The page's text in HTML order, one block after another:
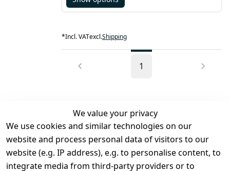
umieszczanego na minach Claymore –
wyjątkowy, odważny charakter.
*Incl. VATexcl.Shipping
1
We value your privacy
We use cookies and similar technologies on our
website and process personal data of visitors to our
website (e.g. IP address), e.g. to personalise content, to
integrate media from third-party providers or to
Legal
Terms and
Conditions
Contact
Register